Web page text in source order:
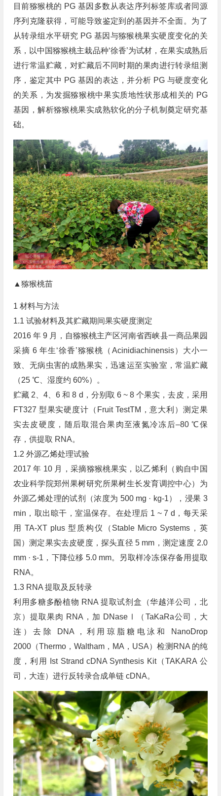
目前猕猴桃的 PG 基因多数从表达序列标签库或者同源
序列克隆获得，可能导致鉴定到的基因并不全面。为了
从转录组水平研究 PG 基因与猕猴桃果实硬度变化的关
系，以中国猕猴桃主栽品种‘徐香’为试材，在果实成熟后
进行常温贮藏，对贮藏后不同时期的果肉进行转录组测
序，鉴定其中 PG 基因的表达，并分析 PG 与硬度变化
的关系，为发掘猕猴桃中果实质地性状形成相关的 PG
基因，解析猕猴桃果实成熟软化的分子机制奠定研究基
础。
▲猕猴桃苗
1 材料与方法
1.1 试验材料及其贮藏期间果实硬度测定
2016 年 9 月，自猕猴桃主产区河南省西峡县一商品果园
采摘 6 年生‘徐香’猕猴桃（Acinidiachinensis）大小一
致、无病虫害的成熟果实，迅速运至实验室，常温贮藏
（25 ℃、湿度约 60%）。
贮藏 2、4、6 和 8 d，分别取 6 ~ 8 个果实，去皮，采用
FT327 型果实硬度计（Fruit TestTM，意大利）测定果
实去皮硬度，随后取混合果肉至液氮冷冻后–80 ℃保
存，供提取 RNA。
1.2 外源乙烯处理试验
2017 年 10 月，采摘猕猴桃果实，以乙烯利（购自中国
农业科学院郑州果树研究所果树生长发育调控中心）为
外源乙烯处理的试剂（浓度为 500 mg · kg-1），浸果 3
min，取出晾干，室温保存。在处理后 1 ~ 7 d，每天采
用 TA-XT plus 型质构仪（Stable Micro Systems，英
国）测定果实去皮硬度，探头直径 5 mm，测定速度 2.0
mm · s-1，下降位移 5.0 mm。另取样冷冻保存备用提取
RNA。
1.3 RNA 提取及反转录
利用多糖多酚植物 RNA 提取试剂盒（华越洋公司，北
京）提取果肉 RNA，加 DNaseⅠ（TaKaRa公司，大
连）去除 DNA，利用琼脂糖电泳和 NanoDrop
2000（Thermo，Waltham，MA，USA）检测RNA 的纯
度，利用 Ist Strand cDNA Synthesis Kit（TAKARA 公
司，大连）进行反转录合成单链 cDNA。